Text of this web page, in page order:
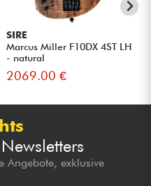
SIRE
Marcus Miller F10DX 4ST LH
- natural
2069.00 €
Angebote, exklusive